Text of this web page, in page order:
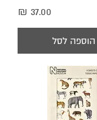
מחיר
הוספה לסל